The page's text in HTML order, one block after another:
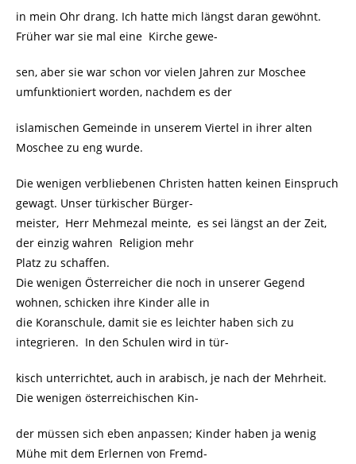
in mein Ohr drang. Ich hatte mich längst daran gewöhnt.
Früher war sie mal eine Kirche gewe-
sen, aber sie war schon vor vielen Jahren zur Moschee
umfunktioniert worden, nachdem es der
islamischen Gemeinde in unserem Viertel in ihrer alten
Moschee zu eng wurde.
Die wenigen verbliebenen Christen hatten keinen Einspruch
gewagt. Unser türkischer Bürger-
meister, Herr Mehmezal meinte, es sei längst an der Zeit,
der einzig wahren Religion mehr
Platz zu schaffen.
Die wenigen Österreicher die noch in unserer Gegend
wohnen, schicken ihre Kinder alle in
die Koranschule, damit sie es leichter haben sich zu
integrieren. In den Schulen wird in tür-
kisch unterrichtet, auch in arabisch, je nach der Mehrheit.
Die wenigen österreichischen Kin-
der müssen sich eben anpassen; Kinder haben ja wenig
Mühe mit dem Erlernen von Fremd-